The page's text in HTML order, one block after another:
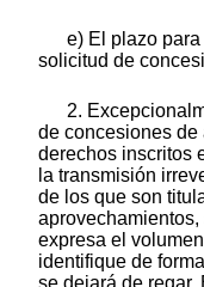
e) El plazo
solicitud de
2.
de concesiones de
derechos inscritos
la transmisión
de los que son
expresa el
identifique de
se dejará de regar.